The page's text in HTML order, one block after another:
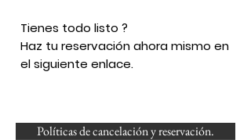
Tienes todo listo ?
Haz tu reservación ahora mismo en
el siguiente enlace.
Políticas de cancelación y reservación.